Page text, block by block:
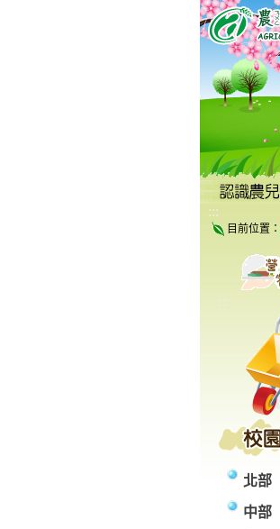
跳
到
要
內
區
塊
:::
目前位置：
:::
北部
中部